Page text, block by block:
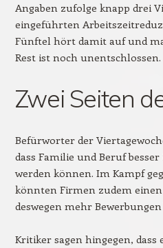
Angaben zufolge knapp drei
eingeführten
Fünftel hört damit auf und
Rest ist noch unentschlossen.
Zwei Seiten
Befürworter der
dass Familie und Beruf
werden können. Im Kampf
könnten Firmen zudem
deswegen mehr
Kritiker sagen hingegen,